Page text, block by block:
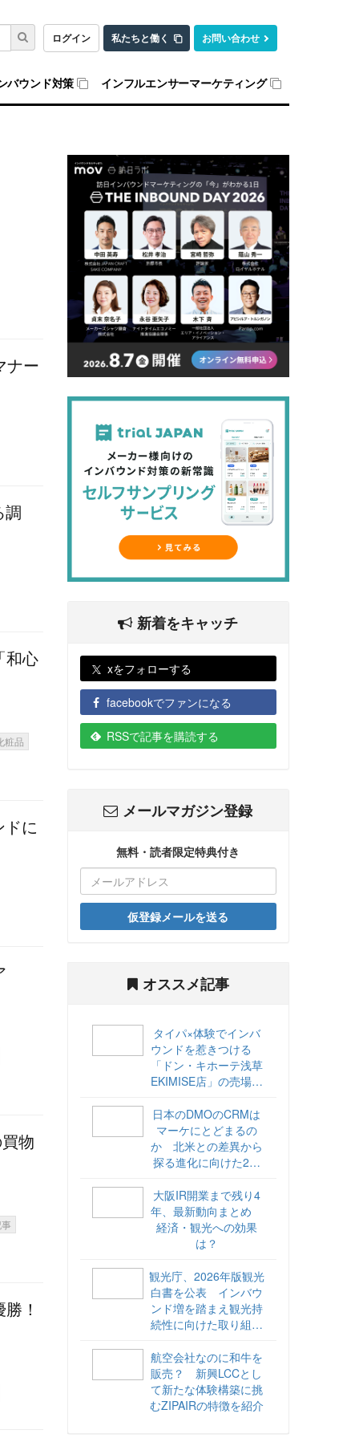
ログイン 私たちと働く お問い合わせ
バウンド対策 インフルエンサーマーケティング
ナー
調
和心
粧品
ドに
物
！
新着をキャッチ
xをフォローする
facebookでファンになる
RSSで記事を購読する
メールマガジン登録
無料・読者限定特典付き
仮登録メールを送る
オススメ記事
タイパ×体験でインバ
ウンドを惹きつける
「ドン・キホーテ浅草
EKIMISE店」の売場づ
日本のDMOのCRMは
マーケにとどまるの
か 北米との差異から
探る進化に向けた2ス
海外DMOのリアル
vol.6】
大阪IR開業まで残り4
年、最新動向まとめ
経済・観光への効果
は？
観光庁、2026年版観光
白書を公表 インバウ
ンド増を踏まえ観光持
続性に向けた取り組み
航空会社なのに和牛を
販売？ 新興LCCとし
て新たな体験構築に挑
むZIPAIRの特徴を紹介